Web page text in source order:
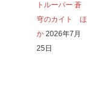
トルーパー 蒼
穹のカイト ほ
か 2026年7月
25日